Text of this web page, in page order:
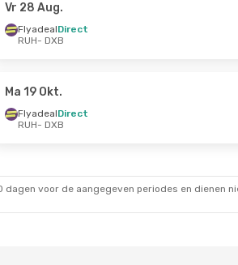
Vr 28 Aug.
FlyadealDirect
RUH- DXB
Ma 19 Okt.
FlyadealDirect
RUH- DXB
dagen voor de aangegeven periodes en